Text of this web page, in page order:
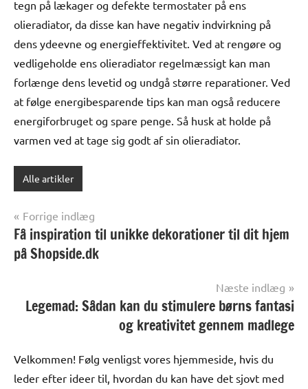
tegn på lækager og defekte termostater på ens
olieradiator, da disse kan have negativ indvirkning på
dens ydeevne og energieffektivitet. Ved at rengøre og
vedligeholde ens olieradiator regelmæssigt kan man
forlænge dens levetid og undgå større reparationer. Ved
at følge energibesparende tips kan man også reducere
energiforbruget og spare penge. Så husk at holde på
varmen ved at tage sig godt af sin olieradiator.
Alle artikler
Indlægsnavigation
Forrige indlæg
Få inspiration til unikke dekorationer til dit hjem
på Shopside.dk
Næste indlæg
Legemad: Sådan kan du stimulere børns fantasi
og kreativitet gennem madlege
Velkommen! Følg venligst vores hjemmeside, hvis du
leder efter ideer til, hvordan du kan have det sjovt med